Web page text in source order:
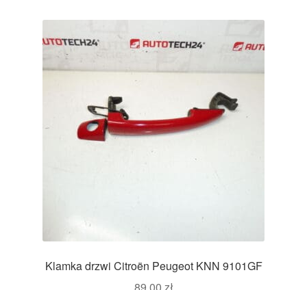
Klamka drzwi Citroën Peugeot KNN 9101GF
89,00 zł